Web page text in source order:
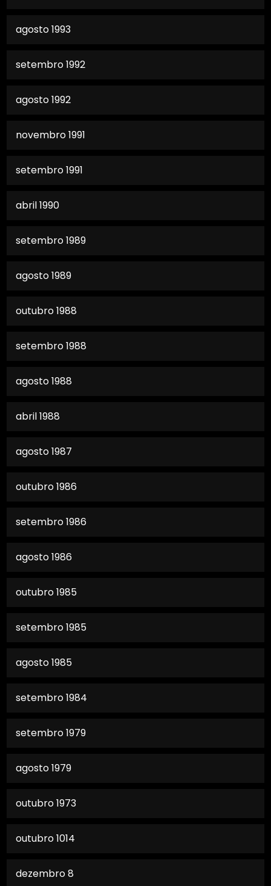
agosto 1993
setembro 1992
agosto 1992
novembro 1991
setembro 1991
abril 1990
setembro 1989
agosto 1989
outubro 1988
setembro 1988
agosto 1988
abril 1988
agosto 1987
outubro 1986
setembro 1986
agosto 1986
outubro 1985
setembro 1985
agosto 1985
setembro 1984
setembro 1979
agosto 1979
outubro 1973
outubro 1014
dezembro 8